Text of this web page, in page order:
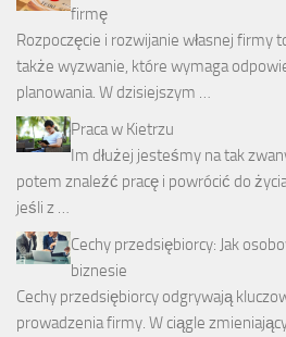
firmę
Rozpoczęcie i rozwijanie własnej firmy
także wyzwanie, które wymaga
planowania. W dzisiejszym …
Praca w Kietrzu
Im dłużej jesteśmy na tak
potem znaleźć pracę i powrócić do
jeśli z …
Cechy przedsiębiorcy: Jak
biznesie
Cechy przedsiębiorcy odgrywają
prowadzenia firmy. W ciągle